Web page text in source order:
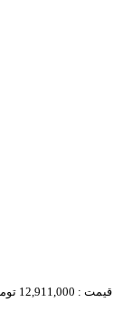
قیمت : 12,911,000 تومان